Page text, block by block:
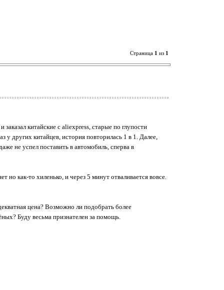
Страница 1 из 1
китайские с aliexpress, старые по глупости
у других китайцев, история повторилась 1 в 1. Далее,
не успел поставить в автомобиль, сперва в
но как-то хиленько, и через 5 минут отваливается вовсе.
цена? Возможно ли подобрать более
Буду весьма признателен за помощь.